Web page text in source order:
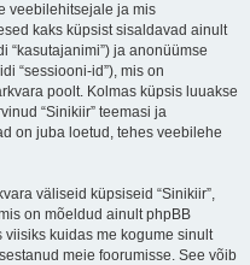
veebilehitsejale ja mis
kaks küpsist sisaldavad ainult
“kasutajanimi”) ja anonüümse
“sessiooni-id”), mis on
poolt. Kolmas küpsis luuakse
“Sinikiir” teemasi ja
on juba loetud, tehes veebilehe
väliseid küpsiseid “Sinikiir”,
on mõeldud ainult phpBB
kuidas me kogume sinult
meie foorumisse. See võib